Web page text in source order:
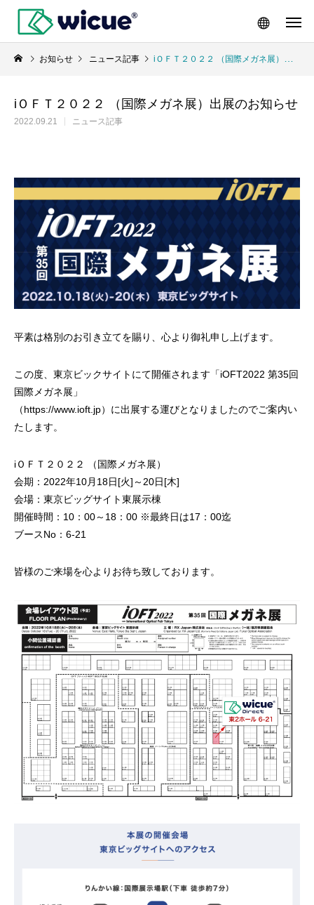
お知らせ ニュース記事 iＯＦＴ２０２２ （国際メガネ展）出展のお知らせ
iＯＦＴ２０２２ （国際メガネ展）出展のお知らせ
2022.09.21 ニュース記事
平素は格別のお引き立てを賜り、心より御礼申し上げます。
この度、東京ビックサイトにて開催されます「iOFT2022 第35回
国際メガネ展」
（https://www.ioft.jp）に出展する運びとなりましたのでご案内い
たします。
iＯＦＴ２０２２ （国際メガネ展）
会期：2022年10月18日[火]～20日[木]
会場：東京ビッグサイト東展示棟
開催時間：10：00～18：00 ※最終日は17：00迄
ブースNo：6-21
皆様のご来場を心よりお待ち致しております。